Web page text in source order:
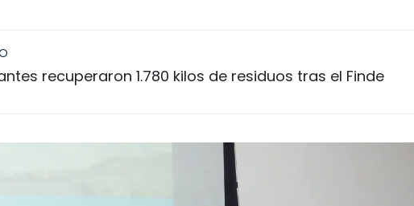
recuperaron 1.780 kilos de residuos tras el Finde